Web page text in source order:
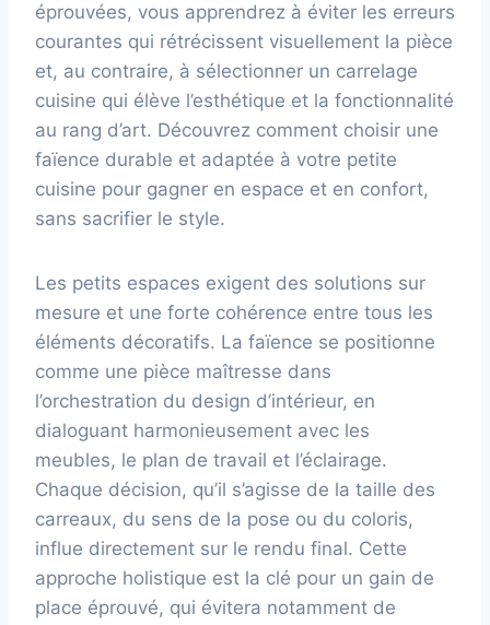
éprouvées, vous apprendrez à éviter les erreurs
courantes qui rétrécissent visuellement la pièce
et, au contraire, à sélectionner un carrelage
cuisine qui élève l’esthétique et la fonctionnalité
au rang d’art. Découvrez comment choisir une
faïence durable et adaptée à votre petite
cuisine pour gagner en espace et en confort,
sans sacrifier le style.
Les petits espaces exigent des solutions sur
mesure et une forte cohérence entre tous les
éléments décoratifs. La faïence se positionne
comme une pièce maîtresse dans
l’orchestration du design d’intérieur, en
dialoguant harmonieusement avec les
meubles, le plan de travail et l’éclairage.
Chaque décision, qu’il s’agisse de la taille des
carreaux, du sens de la pose ou du coloris,
influe directement sur le rendu final. Cette
approche holistique est la clé pour un gain de
place éprouvé, qui évitera notamment de